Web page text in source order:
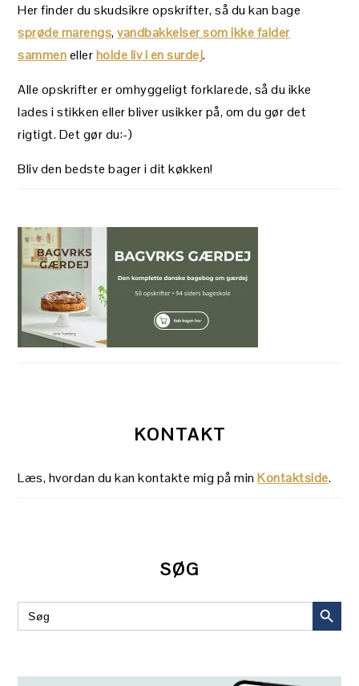
Her finder du skudsikre opskrifter, så du kan bage
sprøde marengs,vandbakkelser som ikke falder
sammenellerholde liv i en surdej.
Alle opskrifter er omhyggeligt forklarede, så du ikke
lades i stikken eller bliver usikker på, om du gør det
rigtigt. Det gør du:-)
Bliv den bedste bager i dit køkken!
KONTAKT
Læs, hvordan du kan kontakte mig på minKontaktside.
SØG
Search
for:
SEARCH